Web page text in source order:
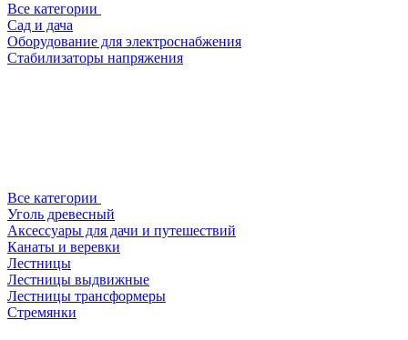
Все категории
Сад и дача
Оборудование для электроснабжения
Стабилизаторы напряжения
Все категории
Уголь древесный
Аксессуары для дачи и путешествий
Канаты и веревки
Лестницы
Лестницы выдвижные
Лестницы трансформеры
Стремянки